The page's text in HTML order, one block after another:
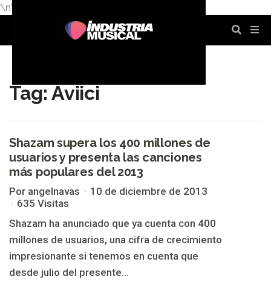
\n\n
Tag: Aviici
Shazam supera los 400 millones de
usuarios y presenta las canciones
más populares del 2013
Por angelnavas
10 de diciembre de 2013
635 Visitas
Shazam ha anunciado que ya cuenta con 400
millones de usuarios, una cifra de crecimiento
impresionante si tenemos en cuenta que
desde julio del presente...